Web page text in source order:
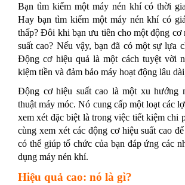
Bạn tìm kiếm một máy nén khí có thời
Hay bạn tìm kiếm một máy nén khí có
thấp? Đôi khi bạn ưu tiên cho một động cơ
suất cao? Nếu vậy, bạn đã có một sự lựa
Động cơ hiệu quả là một cách tuyệt vời
kiệm tiền và đảm bảo máy hoạt động lâu
Động cơ hiệu suất cao là một xu hướng
thuật máy móc. Nó cung cấp một loạt các
xem xét đặc biệt là trong việc tiết kiệm chi
cùng xem xét các động cơ hiệu suất cao
có thể giúp tổ chức của bạn đáp ứng các
dụng máy nén khí.
Hiệu quả cao: nó là gì?